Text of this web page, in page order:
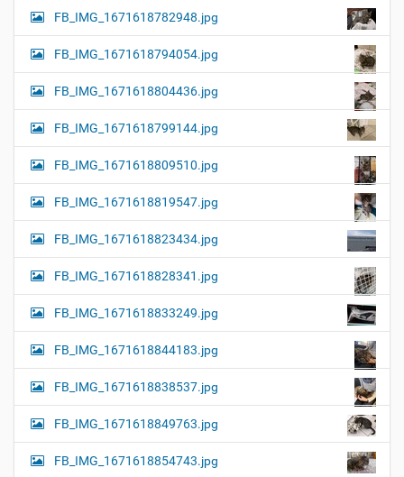
FB_IMG_1671618782948.jpg
FB_IMG_1671618794054.jpg
FB_IMG_1671618804436.jpg
FB_IMG_1671618799144.jpg
FB_IMG_1671618809510.jpg
FB_IMG_1671618819547.jpg
FB_IMG_1671618823434.jpg
FB_IMG_1671618828341.jpg
FB_IMG_1671618833249.jpg
FB_IMG_1671618844183.jpg
FB_IMG_1671618838537.jpg
FB_IMG_1671618849763.jpg
FB_IMG_1671618854743.jpg